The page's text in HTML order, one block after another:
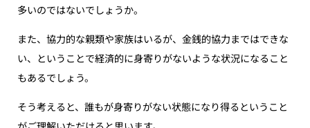
多いのではないでしょうか。
また、協力的な親類や家族はいるが、金銭的協力まではできな
い、ということで経済的に身寄りがないような状況になること
もあるでしょう。
そう考えると、誰もが身寄りがない状態になり得るということ